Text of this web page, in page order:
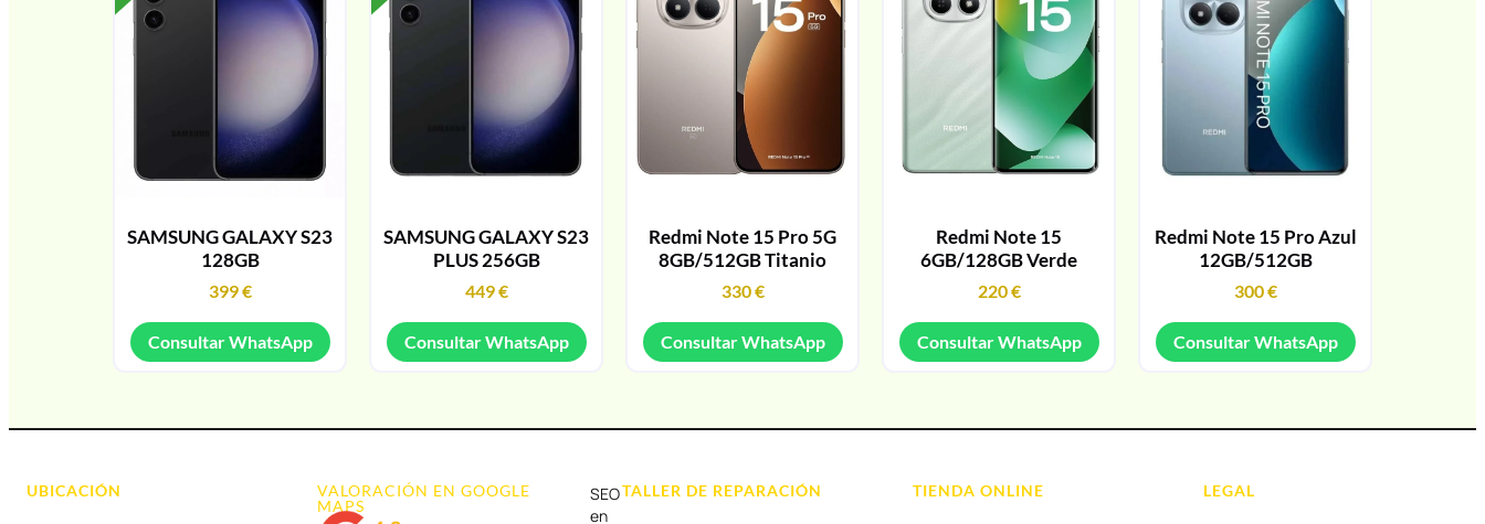
SAMSUNG GALAXY S23
128GB
399€
Consultar WhatsApp
SAMSUNG GALAXY S23
PLUS 256GB
449€
Consultar WhatsApp
Redmi Note 15 Pro 5G
8GB/512GB Titanio
330€
Consultar WhatsApp
Redmi Note 15
6GB/128GB Verde
220€
Consultar WhatsApp
Redmi Note 15 Pro Azul
12GB/512GB
300€
Consultar WhatsApp
UBICACIÓN
VALORACIÓN EN GOOGLE
MAPS
SEO
en
TALLER DE REPARACIÓN TIENDA ONLINE LEGAL